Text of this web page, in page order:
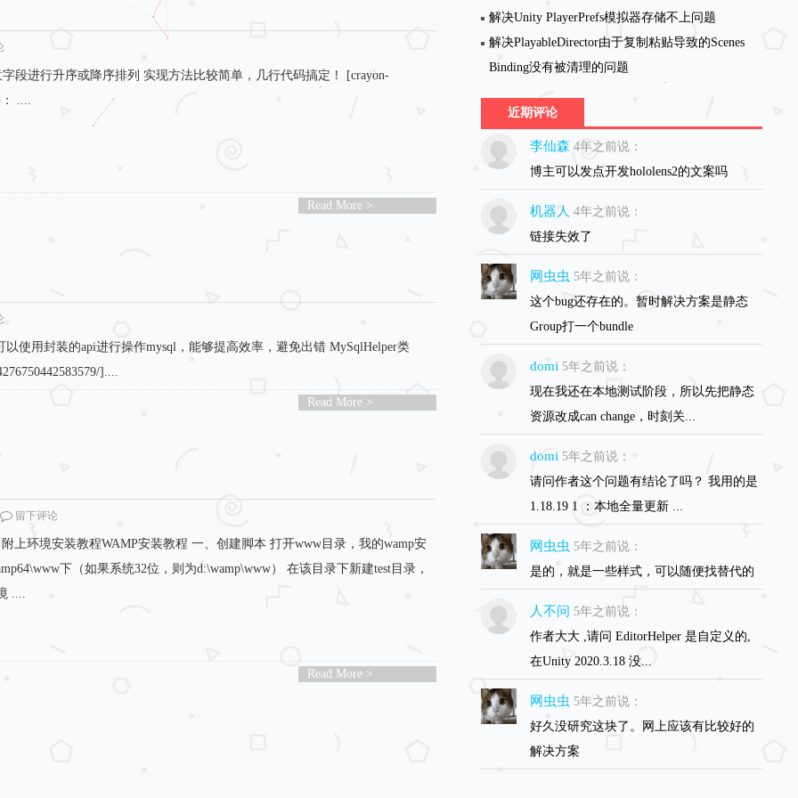
段进行升序或降序排列 实现方法比较简单，几行代码搞定！ [crayon-
： ....
Read More >
使用封装的api进行操作mysql，能够提高效率，避免出错 MySqlHelper类
]....
Read More >
留下评论
上环境安装教程WAMP安装教程 一、创建脚本 打开www目录，我的wamp安
下（如果系统32位，则为d:\wamp\www） 在该目录下新建test目录，
....
Read More >
解决Unity PlayerPrefs模拟器存储不上问题
解决PlayableDirector由于复制粘贴导致的Scenes
Binding没有被清理的问题
近期评论
李仙森 4年之前说：
博主可以发点开发hololens2的文案吗
机器人 4年之前说：
链接失效了
网虫虫 5年之前说：
这个bug还存在的。暂时解决方案是静态
Group打一个bundle
domi 5年之前说：
现在我还在本地测试阶段，所以先把静态
资源改成can change，时刻关...
domi 5年之前说：
请问作者这个问题有结论了吗？ 我用的是
1.18.19 1 ：本地全量更新 ...
网虫虫 5年之前说：
是的，就是一些样式，可以随便找替代的
人不问 5年之前说：
作者大大 ,请问 EditorHelper 是自定义的,
在Unity 2020.3.18 没...
网虫虫 5年之前说：
好久没研究这块了。网上应该有比较好的
解决方案